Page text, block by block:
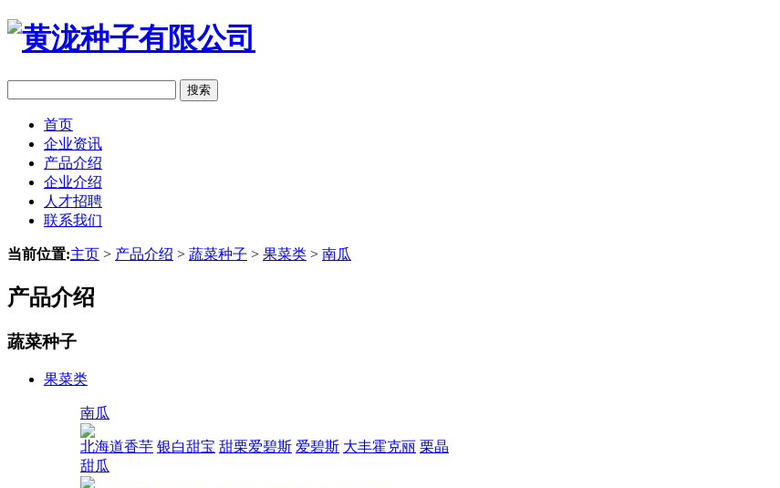
搜索
首页
企业资讯
产品介绍
企业介绍
人才招聘
联系我们
当前位置:主页 > 产品介绍 > 蔬菜种子 > 果菜类 > 南瓜
产品介绍
蔬菜种子
果菜类
南瓜
北海道香芋 银白甜宝 甜栗爱碧斯 爱碧斯 大丰霍克丽 栗晶
甜瓜